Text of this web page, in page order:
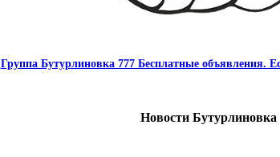
Группа Бутурлиновка 777 Бесплатные объявления.
Новости Бутурлиновка